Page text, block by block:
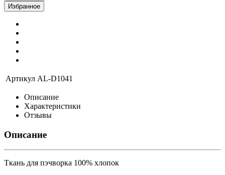
Избранное
Артикул AL-D1041
Описание
Характеристики
Отзывы
Описание
Ткань для пэчворка 100% хлопок